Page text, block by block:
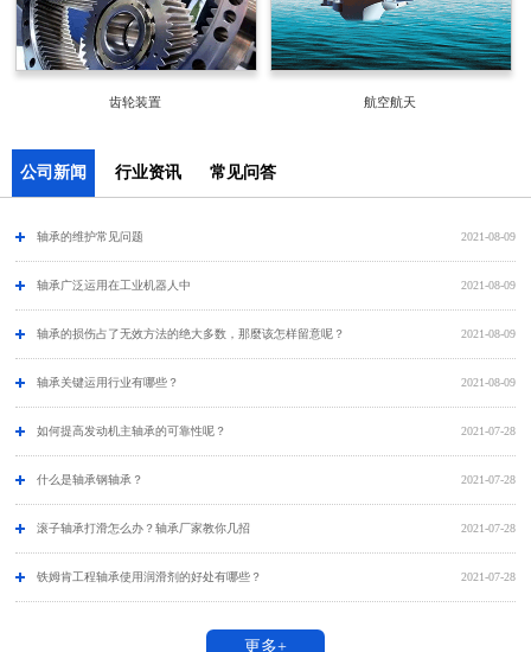
齿轮装置 航空航天
公司新闻 行业资讯 常见问答
2021-08-09
轴承的维护常见问题
2021-08-09
​轴承广泛运用在工业机器人中
2021-08-09
轴承的损伤占了无效方法的绝大多数，那麼该怎样留意呢？
2021-08-09
轴承关键运用行业有哪些？
2021-07-28
如何提高发动机主轴承的可靠性呢？
2021-07-28
什么是轴承钢轴承？
2021-07-28
滚子轴承打滑怎么办？轴承厂家教你几招
2021-07-28
铁姆肯工程轴承使用润滑剂的好处有哪些？
更多+